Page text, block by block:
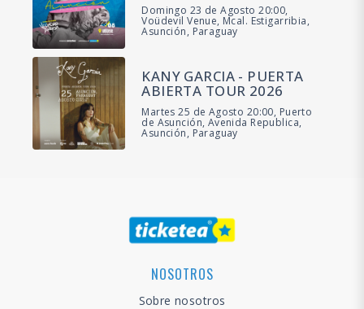
Domingo 23 de Agosto 20:00,
Voüdevil Venue, Mcal. Estigarribia,
Asunción, Paraguay
KANY GARCIA - PUERTA
ABIERTA TOUR 2026
Martes 25 de Agosto 20:00, Puerto
de Asunción, Avenida Republica,
Asunción, Paraguay
NOSOTROS
Sobre nosotros